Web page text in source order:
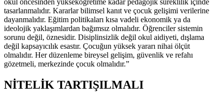
okul öncesinden yükseköğretime kadar pedagojik süreklilik içinde
tasarlanmalıdır. Kararlar bilimsel kanıt ve çocuk gelişimi verilerine
dayanmalıdır. Eğitim politikaları kısa vadeli ekonomik ya da
ideolojik yaklaşımlardan bağımsız olmalıdır. Öğrenciler sistemin
sorunu değil, öznesidir. Disiplinsizlik değil okul aidiyeti, dışlama
değil kapsayıcılık esastır. Çocuğun yüksek yararı nihai ölçüt
olmalıdır. Her düzenleme bireysel gelişim, güvenlik ve refahı
gözetmeli, merkezinde çocuk olmalıdır.”
NİTELİK TARTIŞILMALI